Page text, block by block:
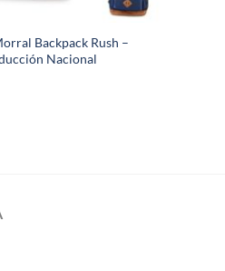
Backpack Rush –
Nacional